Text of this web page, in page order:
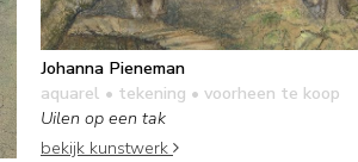
Johanna Pieneman
aquarel • tekening • voorheen te koop
Uilen op een tak
bekijk kunstwerk